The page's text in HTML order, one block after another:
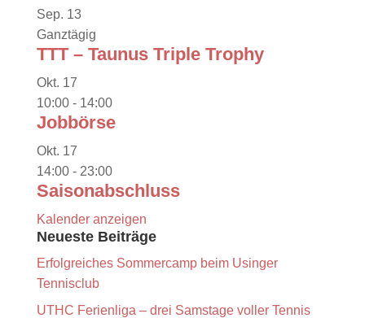
Sep. 13
Ganztägig
TTT – Taunus Triple Trophy
Okt. 17
10:00- 14:00
Jobbörse
Okt. 17
14:00- 23:00
Saisonabschluss
Kalender anzeigen
Neueste Beiträge
Erfolgreiches Sommercamp beim Usinger
Tennisclub
UTHC Ferienliga – drei Samstage voller Tennis